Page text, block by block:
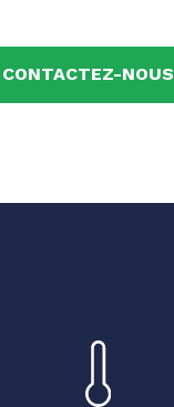
CONTACTEZ-NOUS